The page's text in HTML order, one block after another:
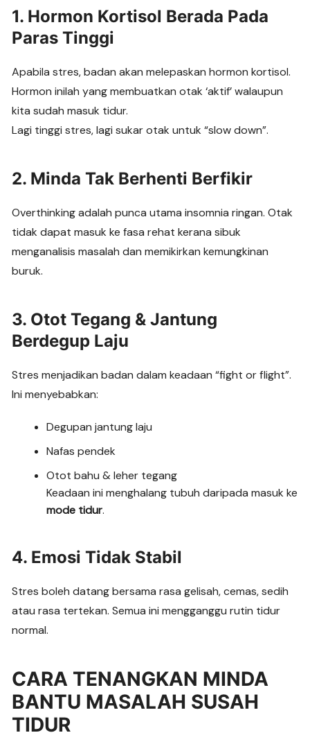
1. Hormon Kortisol Berada Pada
Paras Tinggi
Apabila stres, badan akan melepaskan hormon kortisol.
Hormon inilah yang membuatkan otak ‘aktif’ walaupun
kita sudah masuk tidur.
Lagi tinggi stres, lagi sukar otak untuk “slow down”.
2. Minda Tak Berhenti Berfikir
Overthinking adalah punca utama insomnia ringan. Otak
tidak dapat masuk ke fasa rehat kerana sibuk
menganalisis masalah dan memikirkan kemungkinan
buruk.
3. Otot Tegang & Jantung
Berdegup Laju
Stres menjadikan badan dalam keadaan “fight or flight”.
Ini menyebabkan:
Degupan jantung laju
Nafas pendek
Otot bahu & leher tegang
Keadaan ini menghalang tubuh daripada masuk ke
mode tidur.
4. Emosi Tidak Stabil
Stres boleh datang bersama rasa gelisah, cemas, sedih
atau rasa tertekan. Semua ini mengganggu rutin tidur
normal.
CARA TENANGKAN MINDA
BANTU MASALAH SUSAH
TIDUR